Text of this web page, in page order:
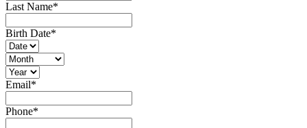
Last Name*
Birth Date*
Email*
Phone*